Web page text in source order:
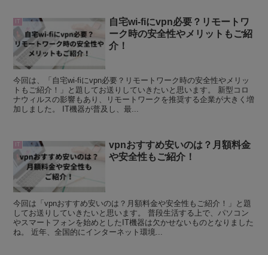
IT
自宅wi-fiにvpn必要？リモートワ
ーク時の安全性やメリットもご紹
介！
今回は、「自宅wi-fiにvpn必要？リモートワーク時の安全性やメリッ
トもご紹介！」と題してお送りしていきたいと思います。 新型コロ
ナウィルスの影響もあり、リモートワークを推奨する企業が大きく増
加しました。 IT機器が普及し、最...
IT
vpnおすすめ安いのは？月額料金
や安全性もご紹介！
今回は「vpnおすすめ安いのは？月額料金や安全性もご紹介！」と題
してお送りしていきたいと思います。 普段生活する上で、パソコン
やスマートフォンを始めとしたIT機器は欠かせないものとなりました
ね。 近年、全国的にインターネット環境...